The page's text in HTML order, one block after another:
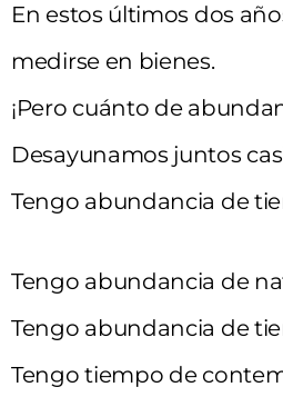
En estos últimos dos
medirse en bienes.
¡Pero cuánto de
Desayunamos juntos
Tengo abundancia de
Tengo abundancia de
Tengo abundancia de
Tengo tiempo de